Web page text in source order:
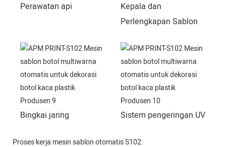
Perawatan api
Kepala dan
Perlengkapan Sablon
Bingkai jaring Sistem pengeringan UV
Proses kerja mesin sablon otomatis S102: